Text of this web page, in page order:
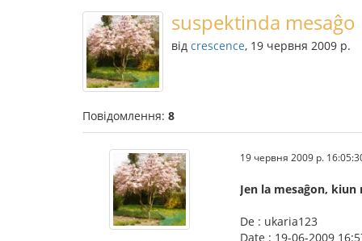
suspektinda mesaĝo
від crescence, 19 червня 2009 р.
Повідомлення: 8
19 червня 2009 р.
Jen la mesaĝon,
De : ukaria123
Date : 19-06-2009